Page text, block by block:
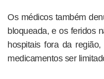
Os médicos também
bloqueada, e os feridos
hospitais fora da
medicamentos ser